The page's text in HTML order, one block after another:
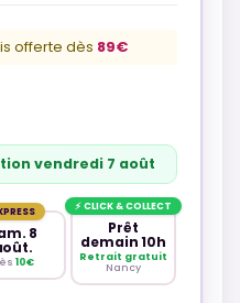
vendredi 7 août
8
10€
⚡ CLICK & COLLECT
Prêt
demain 10h
Retrait gratuit
Nancy
offerte dès 89€